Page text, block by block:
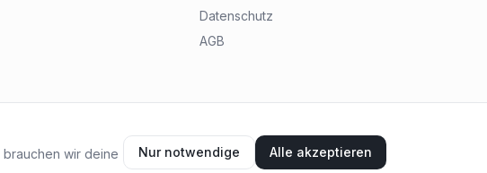
Datenschutz
AGB
brauchen wir deine
Nur notwendige Alle akzeptieren